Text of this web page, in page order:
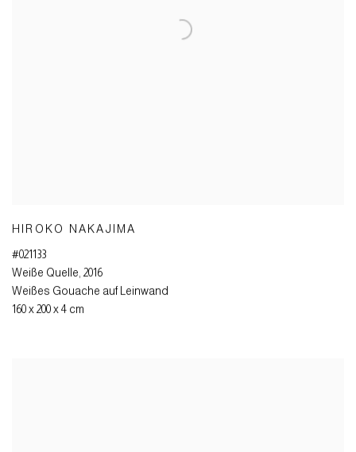
HIROKO NAKAJIMA
#021133
Weiße Quelle, 2016
Weißes Gouache auf Leinwand
160 x 200 x 4 cm